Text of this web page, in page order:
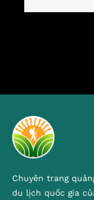
Chuyên trang
du lịch quốc gia